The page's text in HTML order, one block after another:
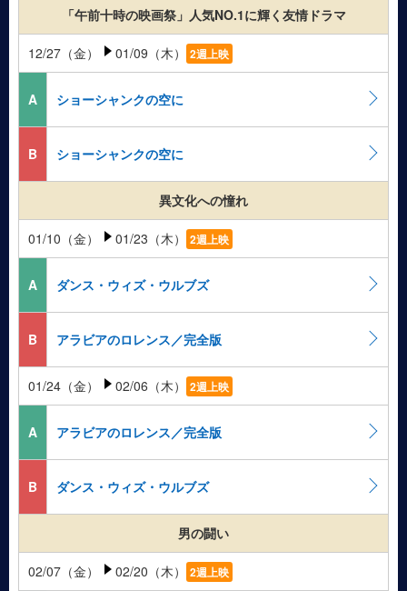
「午前十時の映画祭」人気NO.1に輝く友情ドラマ
12/27（金） 01/09（木） 2週上映
A ショーシャンクの空に
B ショーシャンクの空に
異文化への憧れ
01/10（金） 01/23（木） 2週上映
A ダンス・ウィズ・ウルブズ
B アラビアのロレンス／完全版
01/24（金） 02/06（木） 2週上映
A アラビアのロレンス／完全版
B ダンス・ウィズ・ウルブズ
男の闘い
02/07（金） 02/20（木） 2週上映